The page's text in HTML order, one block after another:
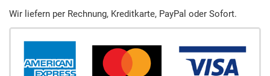
Wir liefern per Rechnung, Kreditkarte, PayPal oder Sofort.